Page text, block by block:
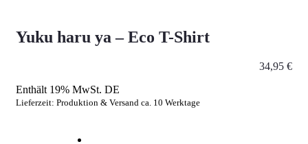
Yuku haru ya – Eco T-Shirt
34,95 €
Enthält 19% MwSt. DE
Lieferzeit: Produktion & Versand ca. 10 Werktage